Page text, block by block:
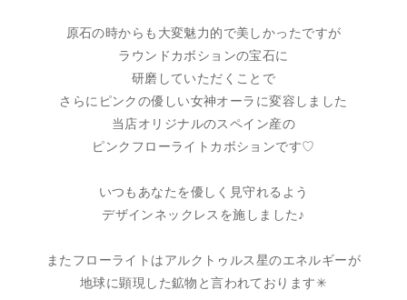
原石の時からも大変魅力的で美しかったですが
ラウンドカボションの宝石に
研磨していただくことで
さらにピンクの優しい女神オーラに変容しました
当店オリジナルのスペイン産の
ピンクフローライトカボションです♡
いつもあなたを優しく見守れるよう
デザインネックレスを施しました♪
またフローライトはアルクトゥルス星のエネルギーが
地球に顕現した鉱物と言われております✳︎